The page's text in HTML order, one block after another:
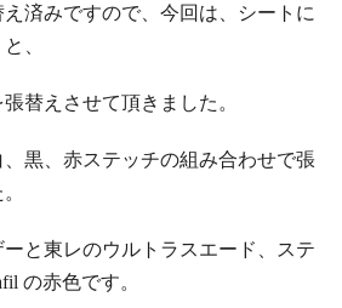
済みですので、今回は、シートに
、
替えさせて頂きました。
黒、赤ステッチの組み合わせで張
と東レのウルトラスエード、ステ
の赤色です。